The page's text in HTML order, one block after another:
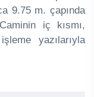
9.75 m. çapında
iç kısmı,
yazılarıyla